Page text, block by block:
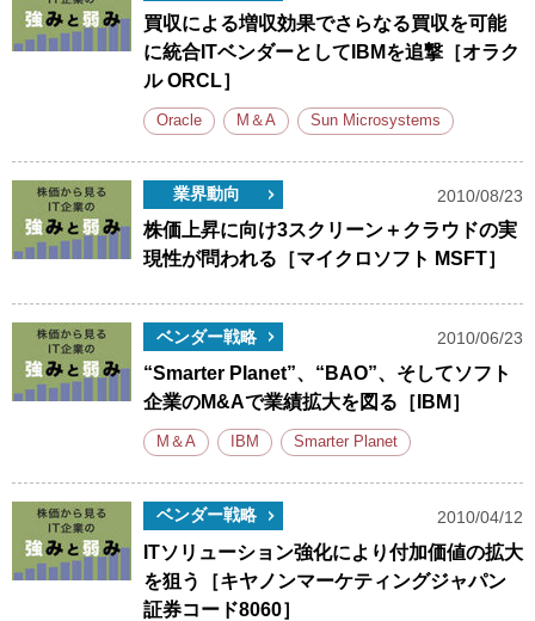
買収による増収効果でさらなる買収を可能
に統合ITベンダーとしてIBMを追撃［オラク
ル ORCL］
Oracle M＆A Sun Microsystems
業界動向 2010/08/23
株価上昇に向け3スクリーン＋クラウドの実
現性が問われる［マイクロソフト MSFT］
ベンダー戦略 2010/06/23
“Smarter Planet”、“BAO”、そしてソフト
企業のM&Aで業績拡大を図る［IBM］
M＆A IBM Smarter Planet
ベンダー戦略 2010/04/12
ITソリューション強化により付加価値の拡大
を狙う［キヤノンマーケティングジャパン
証券コード8060］